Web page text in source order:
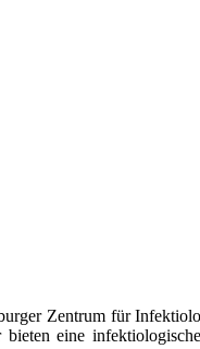
Zentrum für
eine